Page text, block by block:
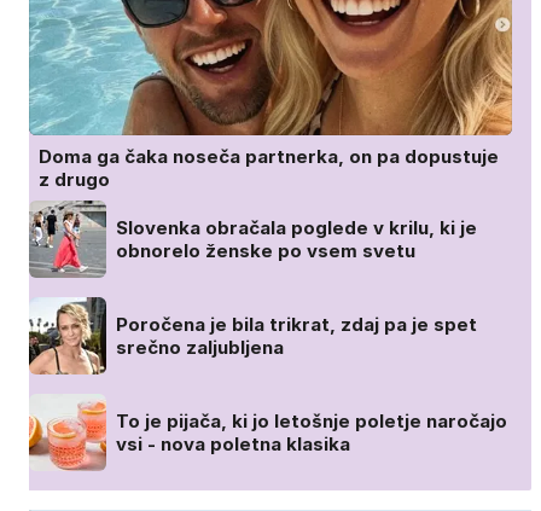
Doma ga čaka noseča partnerka, on pa dopustuje
z drugo
Slovenka obračala poglede v krilu, ki je
obnorelo ženske po vsem svetu
Poročena je bila trikrat, zdaj pa je spet
srečno zaljubljena
To je pijača, ki jo letošnje poletje naročajo
vsi - nova poletna klasika